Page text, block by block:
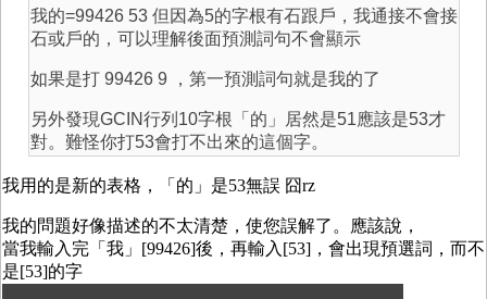
我的=99426 53 但因為5的字根有石跟戶，我通接不會接
石或戶的，可以理解後面預測詞句不會顯示
如果是打 99426 9 ，第一預測詞句就是我的了
另外發現GCIN行列10字根「的」居然是51應該是53才
對。難怪你打53會打不出來的這個字。
我用的是新的表格，「的」是53無誤 囧rz
我的問題好像描述的不太清楚，使您誤解了。應該說，
當我輸入完「我」[99426]後，再輸入[53]，會出現預選詞，而不
是[53]的字